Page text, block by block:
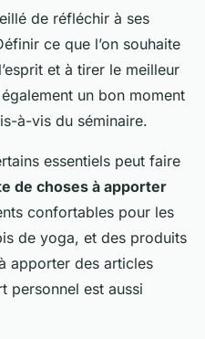
de réfléchir à ses
ce que l’on souhaite
et à tirer le meilleur
un bon moment
à-vis du séminaire.
essentiels peut faire
de choses à apporter
confortables pour les
de yoga, et des produits
apporter des articles
personnel est aussi